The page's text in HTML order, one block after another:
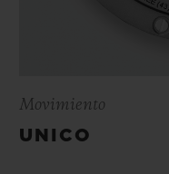
Movimiento
UNICO